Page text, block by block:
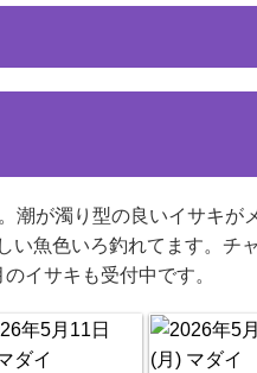
潮が濁り型の良いイサキが
い魚色いろ釣れてます。チ
イサキも受付中です。